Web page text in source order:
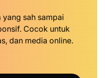
sah sampai
Cocok untuk
dan media online.